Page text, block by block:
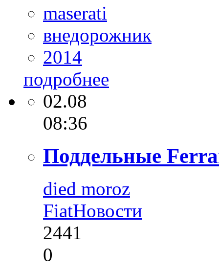
maserati
внедорожник
2014
подробнее
02.08
08:36
Поддельные
died moroz
FiatНовости
2441
0